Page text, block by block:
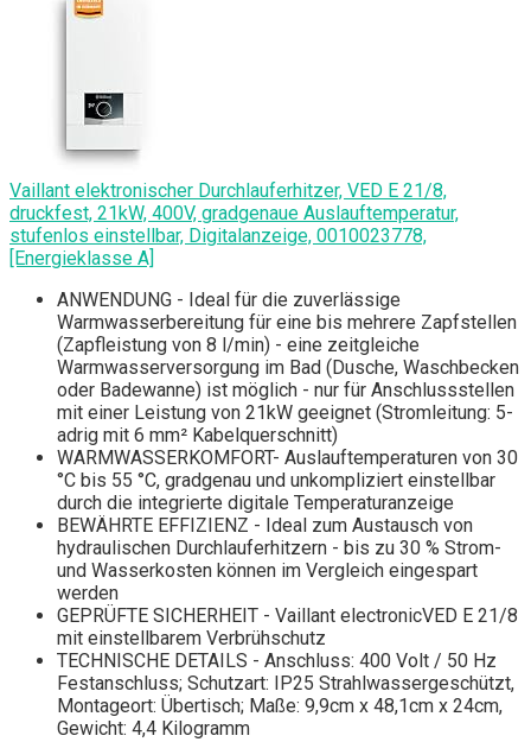
Vaillant elektronischer Durchlauferhitzer, VED E 21/8,
druckfest, 21kW, 400V, gradgenaue Auslauftemperatur,
stufenlos einstellbar, Digitalanzeige, 0010023778,
[Energieklasse A]
ANWENDUNG - Ideal für die zuverlässige
Warmwasserbereitung für eine bis mehrere Zapfstellen
(Zapfleistung von 8 l/min) - eine zeitgleiche
Warmwasserversorgung im Bad (Dusche, Waschbecken
oder Badewanne) ist möglich - nur für Anschlussstellen
mit einer Leistung von 21kW geeignet (Stromleitung: 5-
adrig mit 6 mm² Kabelquerschnitt)
WARMWASSERKOMFORT- Auslauftemperaturen von 30
°C bis 55 °C, gradgenau und unkompliziert einstellbar
durch die integrierte digitale Temperaturanzeige
BEWÄHRTE EFFIZIENZ - Ideal zum Austausch von
hydraulischen Durchlauferhitzern - bis zu 30 % Strom-
und Wasserkosten können im Vergleich eingespart
werden
GEPRÜFTE SICHERHEIT - Vaillant electronicVED E 21/8
mit einstellbarem Verbrühschutz
TECHNISCHE DETAILS - Anschluss: 400 Volt / 50 Hz
Festanschluss; Schutzart: IP25 Strahlwassergeschützt,
Montageort: Übertisch; Maße: 9,9cm x 48,1cm x 24cm,
Gewicht: 4,4 Kilogramm